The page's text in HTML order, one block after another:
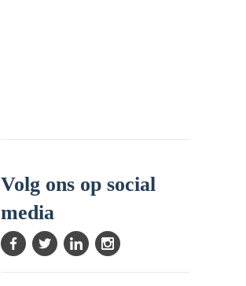
Volg ons op social
media